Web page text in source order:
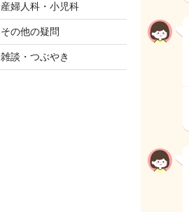
産婦人科・小児科
その他の疑問
雑談・つぶやき